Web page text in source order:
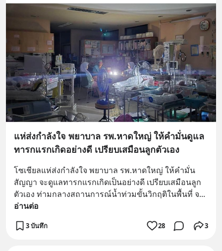
แห่ส่งกำลังใจ พยาบาล รพ.หาดใหญ่ ให้คำมั่นดูแล
ทารกแรกเกิดอย่างดี เปรียบเสมือนลูกตัวเอง
โซเชียลแห่ส่งกำลังใจ พยาบาล รพ.หาดใหญ่ ให้คำมั่น
สัญญา จะดูแลทารกแรกเกิดเป็นอย่างดี เปรียบเสมือนลูก
ตัวเอง ท่ามกลางสถานการณ์น้ำท่วมขั้นวิกฤติในพื้นที่ จ
อ่านต่อ
3 บันทึก 28 3